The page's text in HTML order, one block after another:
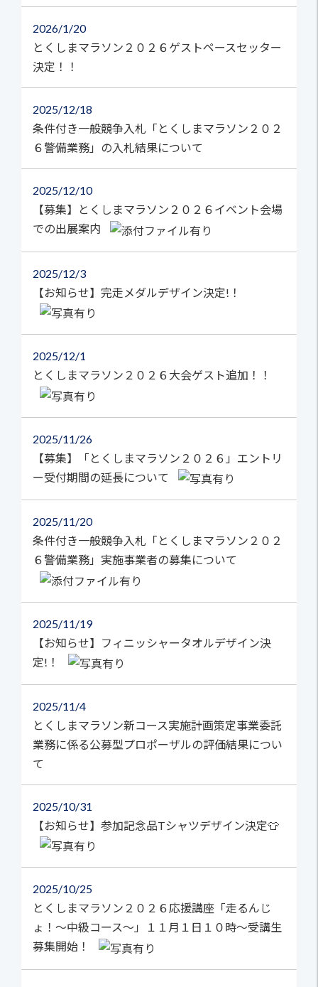
2026 1/20
とくしまマラソン２０２６ゲストペースセッター
決定！！
2025 12/18
条件付き一般競争入札「とくしまマラソン２０２
６警備業務」の入札結果について
2025 12/10
【募集】とくしまマラソン２０２６イベント会場
での出展案内
2025 12/3
【お知らせ】完走メダルデザイン決定!！
2025 12/1
とくしまマラソン２０２６大会ゲスト追加！！
2025 11/26
【募集】「とくしまマラソン２０２６」エントリ
ー受付期間の延長について
2025 11/20
条件付き一般競争入札「とくしまマラソン２０２
６警備業務」実施事業者の募集について
2025 11/19
【お知らせ】フィニッシャータオルデザイン決
定!！
2025 11/4
とくしまマラソン新コース実施計画策定事業委託
業務に係る公募型プロポーザルの評価結果につい
て
2025 10/31
【お知らせ】参加記念品Tシャツデザイン決定👕
2025 10/25
とくしまマラソン２０２６応援講座「走るんじ
ょ！～中級コース～」１１月１日１０時～受講生
募集開始！